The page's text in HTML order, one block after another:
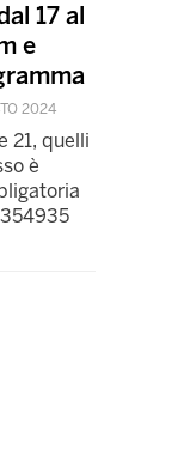
17 al
e
2024
21, quelli
è